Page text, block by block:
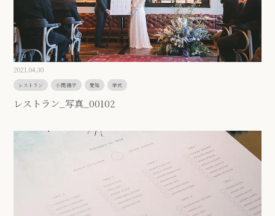
2021.04.30
レストラン 小関 陽子 愛知 挙式
レストラン_写真_00102